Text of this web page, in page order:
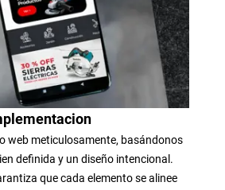
web meticulosamente, basándonos
definida y un diseño intencional.
que cada elemento se alinee